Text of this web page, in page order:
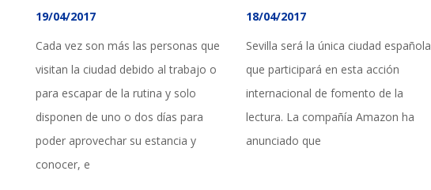
19/04/2017
Cada vez son más las personas que
visitan la ciudad debido al trabajo o
para escapar de la rutina y solo
disponen de uno o dos días para
poder aprovechar su estancia y
conocer, e
18/04/2017
Sevilla será la única ciudad española
que participará en esta acción
internacional de fomento de la
lectura. La compañía Amazon ha
anunciado que